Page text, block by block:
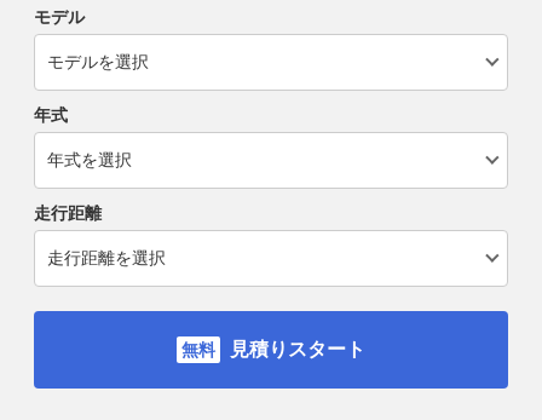
モデル
年式
走行距離
見積りスタート